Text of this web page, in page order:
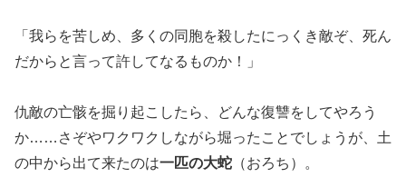
「我らを苦しめ、多くの同胞を殺したにっくき敵ぞ、死ん
だからと言って許してなるものか！」
仇敵の亡骸を掘り起こしたら、どんな復讐をしてやろう
か……さぞやワクワクしながら堀ったことでしょうが、土
の中から出て来たのは一匹の大蛇 （おろち）。